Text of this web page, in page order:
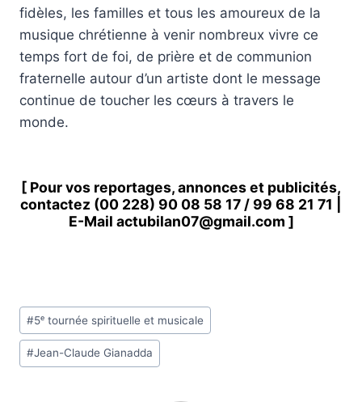
fidèles, les familles et tous les amoureux de la
musique chrétienne à venir nombreux vivre ce
temps fort de foi, de prière et de communion
fraternelle autour d’un artiste dont le message
continue de toucher les cœurs à travers le
monde.
[ Pour vos reportages, annonces et publicités,
contactez (00 228) 90 08 58 17 / 99 68 21 71
E-Mail actubilan07@gmail.com ]
Étiquettes
de
la
#5ᵉ tournée spirituelle et musicale
#Jean-Claude Gianadda